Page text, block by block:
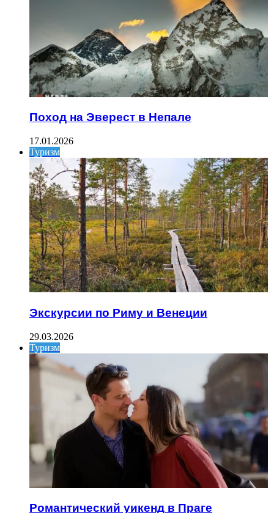
Поход на Эверест в Непале
17.01.2026
Туризм
Экскурсии по Риму и Венеции
29.03.2026
Туризм
Романтический уикенд в Праге